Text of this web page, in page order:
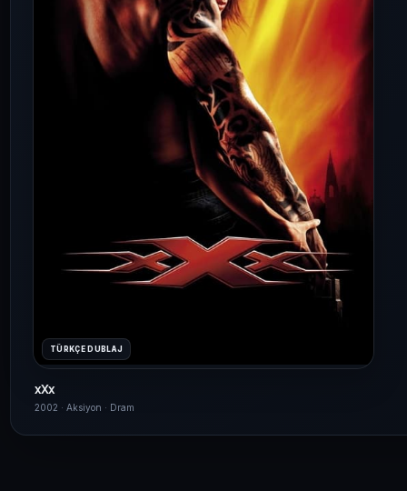
TÜRKÇE DUBLAJ
xXx
2002 · Aksiyon · Dram